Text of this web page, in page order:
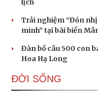
lịch
Trải nghiệm “Đón
minh” tại bãi biển
Đàn bồ câu 500 con
Hoa Hạ Long
ĐỜI SỐNG